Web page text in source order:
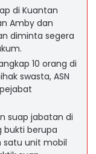
di Kuantan
Amby dan
diminta segera
10 orang di
swasta, ASN
suap jabatan di
bukti berupa
satu unit mobil